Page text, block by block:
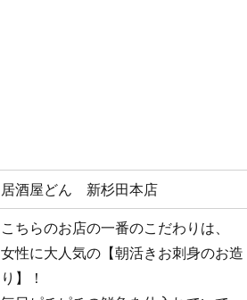
居酒屋どん 新杉田本店
こちらのお店の一番のこだわりは、
女性に大人気の【朝活きお刺身のお造
り】！